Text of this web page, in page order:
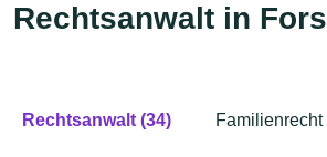
Rechtsanwalt in
Rechtsanwalt (34) Familienrecht